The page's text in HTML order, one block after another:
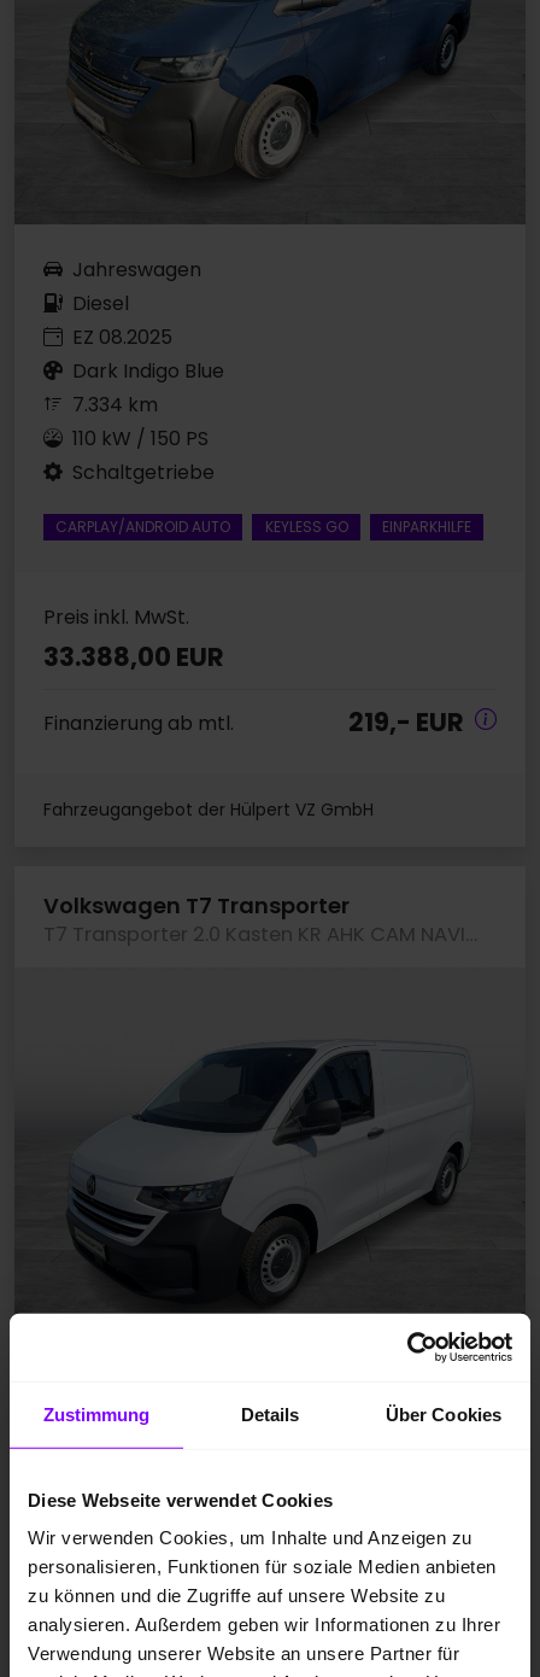
Zustimmung Details Über Cookies
Diese Webseite verwendet Cookies
Wir verwenden Cookies, um Inhalte und Anzeigen zu
personalisieren, Funktionen für soziale Medien anbieten
zu können und die Zugriffe auf unsere Website zu
analysieren. Außerdem geben wir Informationen zu Ihrer
Verwendung unserer Website an unsere Partner für
Jahreswagen
Diesel
EZ 08.2025
Dark Indigo Blue
7.334 km
110 kW / 150 PS
Schaltgetriebe
CARPLAY/ANDROID AUTO KEYLESS GO EINPARKHILFE
Preis inkl. MwSt.
33.388,00 EUR
Finanzierung ab mtl. 219,- EUR
Fahrzeugangebot der Hülpert VZ GmbH
Volkswagen T7 Transporter
T7 Transporter 2.0 Kasten KR AHK CAM NAVI KLIMA
Diesel
Clear White
10.219 km
110 kW / 150 PS
Schaltgetriebe
CARPLAY/ANDROID AUTO KEYLESS GO EINPARKHILFE